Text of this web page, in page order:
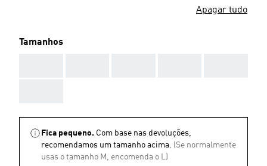
Apagar tudo
Tamanhos
Fica pequeno. Com base nas devoluções,
recomendamos um tamanho acima. (Se normalmente
usas o tamanho M, encomenda o L)